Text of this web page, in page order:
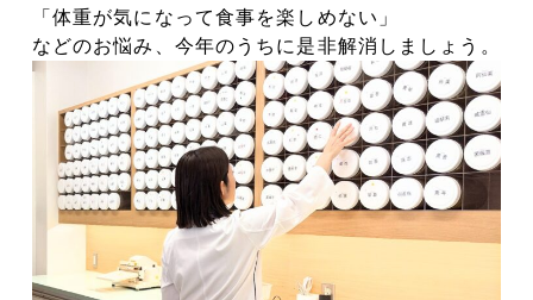
「体重が気になって食事を楽しめない」
などのお悩み、今年のうちに是非解消しましょう。